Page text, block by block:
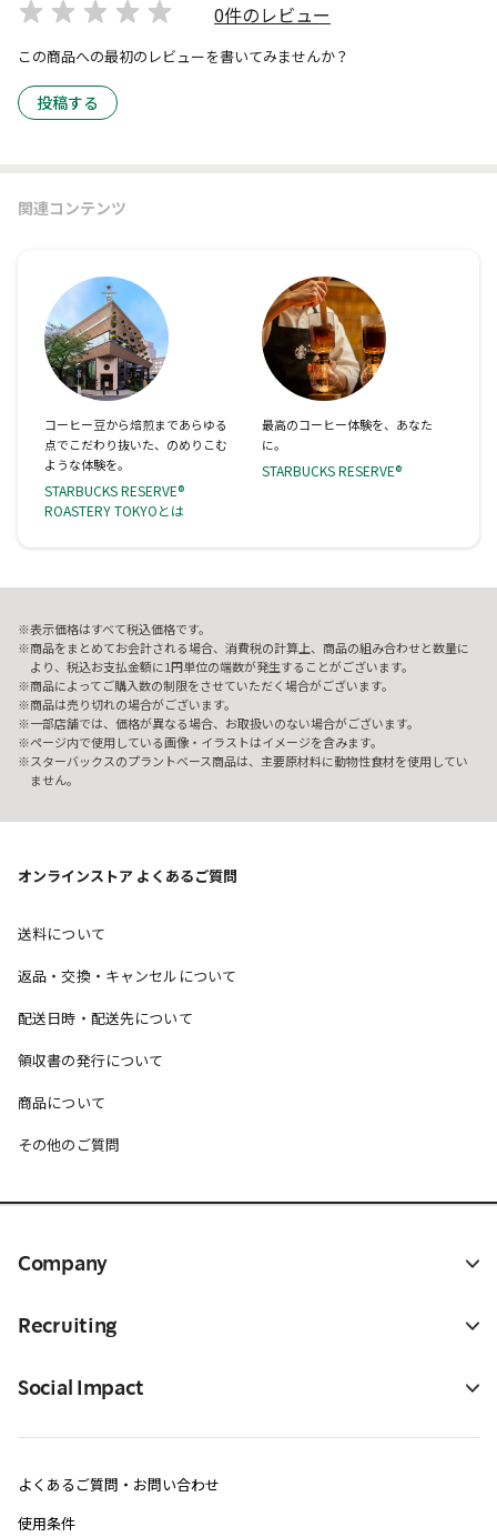
0件のレビュー
この商品への最初のレビューを書いてみませんか？
投稿する
関連コンテンツ
コーヒー豆から焙煎まであらゆる
点でこだわり抜いた、のめりこむ
ような体験を。
STARBUCKS RESERVE®
ROASTERY TOKYOとは
最高のコーヒー体験を、あなた
に。
STARBUCKS RESERVE®
表示価格はすべて税込価格です。
商品をまとめてお会計される場合、消費税の計算上、商品の組み合わせと数量に
より、税込お支払金額に1円単位の端数が発生することがございます。
商品によってご購入数の制限をさせていただく場合がございます。
商品は売り切れの場合がございます。
一部店舗では、価格が異なる場合、お取扱いのない場合がございます。
ページ内で使用している画像・イラストはイメージを含みます。
スターバックスのプラントベース商品は、主要原材料に動物性食材を使用してい
ません。
オンラインストア よくあるご質問
送料について
返品・交換・キャンセルについて
配送日時・配送先について
領収書の発行について
商品について
その他のご質問
Company
Recruiting
Social Impact
よくあるご質問・お問い合わせ
使用条件